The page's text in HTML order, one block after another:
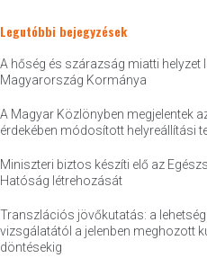
Legutóbbi bejegyzések
A hőség és szárazság miatti
Magyarország Kormánya
A Magyar Közlönyben megjelentek
érdekében módosított helyreállítási
Miniszteri biztos készíti elő az
Hatóság létrehozását
Transzlációs jövőkutatás: a
vizsgálatától a jelenben meghozott
döntésekig